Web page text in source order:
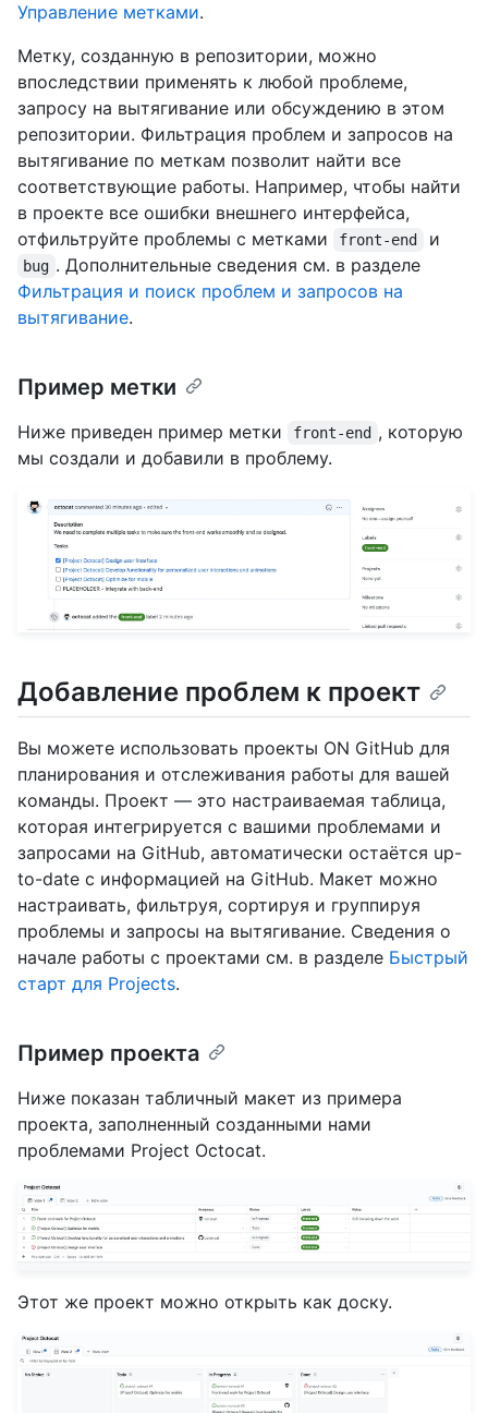
Управление метками.
Метку, созданную в репозитории, можно
впоследствии применять к любой проблеме,
запросу на вытягивание или обсуждению в этом
репозитории. Фильтрация проблем и запросов на
вытягивание по меткам позволит найти все
соответствующие работы. Например, чтобы найти
в проекте все ошибки внешнего интерфейса,
отфильтруйте проблемы с метками
front-end и
bug . Дополнительные сведения см. в разделе
Фильтрация и поиск проблем и запросов на
вытягивание.
Пример метки
Ниже приведен пример метки front-end , которую
мы создали и добавили в проблему.
Добавление проблем к проект
Вы можете использовать проекты ON GitHub для
планирования и отслеживания работы для вашей
команды. Проект — это настраиваемая таблица,
которая интегрируется с вашими проблемами и
запросами на GitHub, автоматически остаётся up-
to-date с информацией на GitHub. Макет можно
настраивать, фильтруя, сортируя и группируя
проблемы и запросы на вытягивание. Сведения о
начале работы с проектами см. в разделе Быстрый
старт для Projects.
Пример проекта
Ниже показан табличный макет из примера
проекта, заполненный созданными нами
проблемами Project Octocat.
Этот же проект можно открыть как доску.